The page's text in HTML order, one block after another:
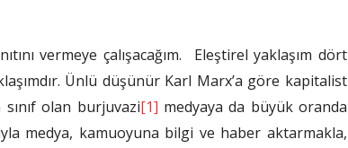
vermeye çalışacağım. Eleştirel yaklaşım dört
Ünlü düşünür Karl Marx’a göre kapitalist
olan burjuvazi[1] medyaya da büyük oranda
medya, kamuoyuna bilgi ve haber aktarmakla,